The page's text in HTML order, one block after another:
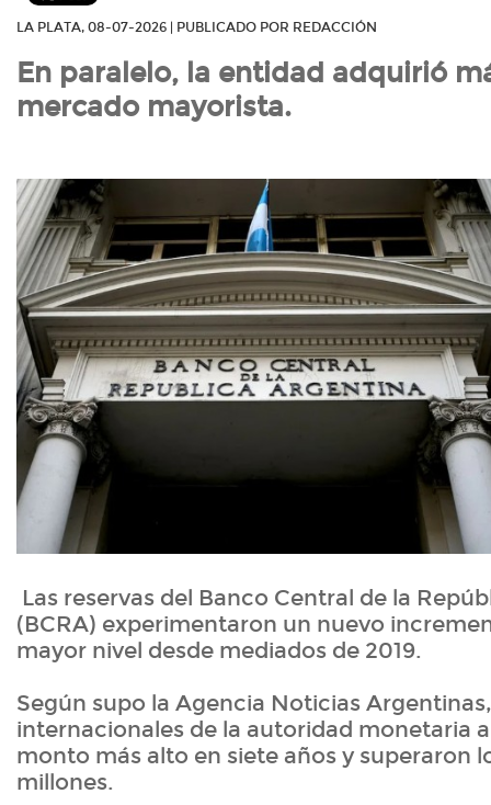
LA PLATA, 08-07-2026 | PUBLICADO POR REDACCIÓN
En paralelo, la entidad adquirió
mercado mayorista.
Las reservas del Banco Central de la
(BCRA) experimentaron un nuevo
mayor nivel desde mediados de 2019.
Según supo la Agencia Noticias
internacionales de la autoridad monetaria
monto más alto en siete años y superaron
millones.